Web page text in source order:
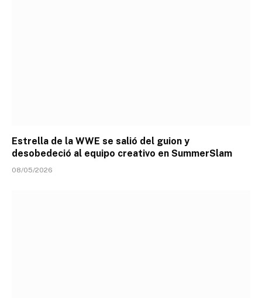
Estrella de la WWE se salió del guion y
desobedeció al equipo creativo en SummerSlam
08/05/2026